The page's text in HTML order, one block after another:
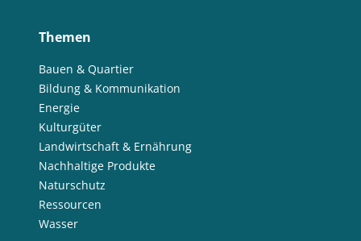
Themen
Bauen & Quartier
Bildung & Kommunikation
Energie
Kulturgüter
Landwirtschaft & Ernährung
Nachhaltige Produkte
Naturschutz
Ressourcen
Wasser